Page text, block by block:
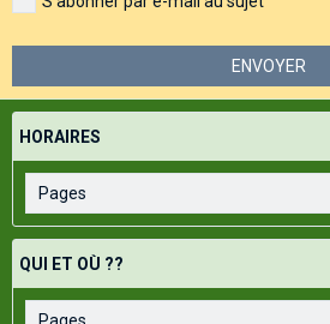
ENVOYER
HORAIRES
QUI ET OÙ ??